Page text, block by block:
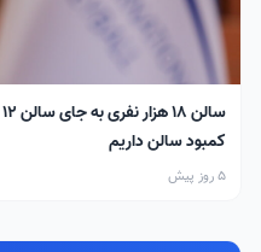
کمبود سالن داریم
5 روز پیش